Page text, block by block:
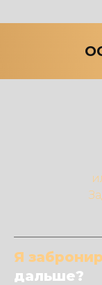
Я
дальше?